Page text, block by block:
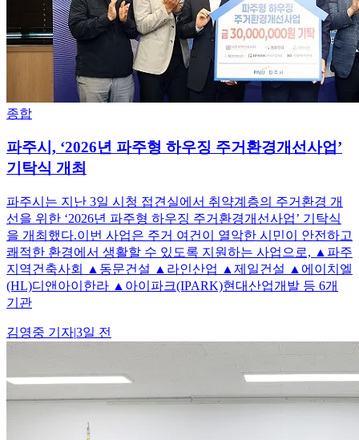
종합
파주시, ‘2026년 파주형 하우징 주거환경개선사업’
기탁식 개최
파주시는 지난 3일 시청 접견실에서 취약계층의 주거환경 개
선을 위한 ‘2026년 파주형 하우징 주거환경개선사업’ 기탁식
을 개최했다.이번 사업은 주거 여건이 열악한 시민이 안전하고
쾌적한 환경에서 생활할 수 있도록 지원하는 사업으로, ▲파주
지역건축사회 ▲동문건설 ▲라인산업 ▲제일건설 ▲에이치엘
(HL)디앤아이한라 ▲아이파크(IPARK)현대산업개발 등 6개
기관
김영중 기자|3일 전